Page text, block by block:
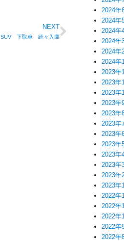
NEXT
SUV 下取車 続々入庫
2024年
2024年
2024年
2024年
2024年
2024年
2023年
2023年
2023年
2023年
2023年
2023年
2023年
2023年
2023年
2023年
2023年
2023年
2022年
2022年
2022年
2022年
2022年